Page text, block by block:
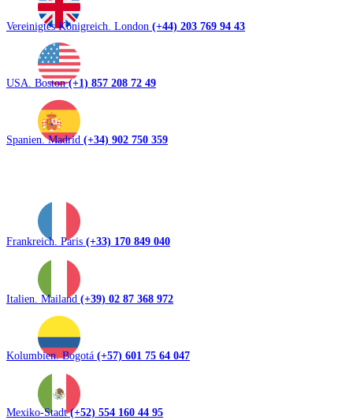
Vereinigtes Königreich. London (+44) 203 769 94 43
USA. Boston(+1) 857 208 72 49
Spanien. Madrid (+34) 902 750 359
Frankreich. Paris (+33) 170 849 040
Italien. Mailand (+39) 02 87 368 972
Kolumbien. Bogotá (+57) 601 75 64 047
Mexiko-Stadt(+52) 554 160 44 95